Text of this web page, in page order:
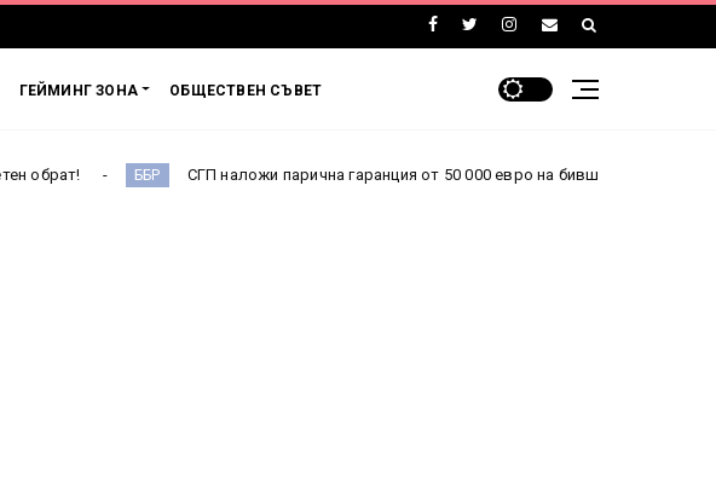
ГЕЙМИНГ ЗОНА ОБЩЕСТВЕН СЪВЕТ
ББР СГП наложи парична гаранция от 50 000 евро на бившия шеф на ББР Стоян